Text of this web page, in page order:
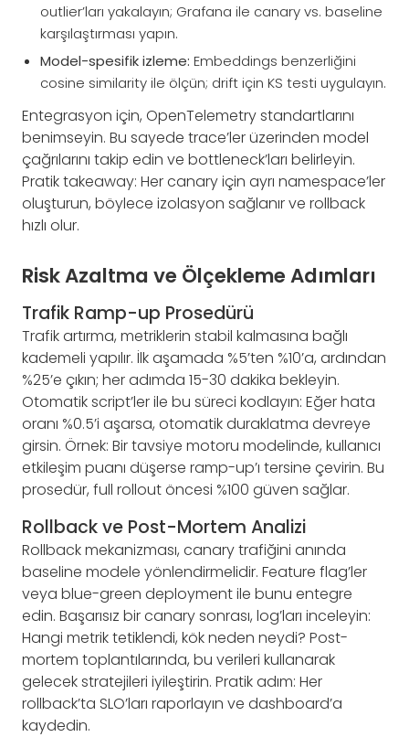
outlier’ları yakalayın; Grafana ile canary vs. baseline
karşılaştırması yapın.
Model-spesifik izleme: Embeddings benzerliğini
cosine similarity ile ölçün; drift için KS testi uygulayın.
Entegrasyon için, OpenTelemetry standartlarını
benimseyin. Bu sayede trace’ler üzerinden model
çağrılarını takip edin ve bottleneck’ları belirleyin.
Pratik takeaway: Her canary için ayrı namespace’ler
oluşturun, böylece izolasyon sağlanır ve rollback
hızlı olur.
Risk Azaltma ve Ölçekleme Adımları
Trafik Ramp-up Prosedürü
Trafik artırma, metriklerin stabil kalmasına bağlı
kademeli yapılır. İlk aşamada %5’ten %10’a, ardından
%25’e çıkın; her adımda 15-30 dakika bekleyin.
Otomatik script’ler ile bu süreci kodlayın: Eğer hata
oranı %0.5’i aşarsa, otomatik duraklatma devreye
girsin. Örnek: Bir tavsiye motoru modelinde, kullanıcı
etkileşim puanı düşerse ramp-up’ı tersine çevirin. Bu
prosedür, full rollout öncesi %100 güven sağlar.
Rollback ve Post-Mortem Analizi
Rollback mekanizması, canary trafiğini anında
baseline modele yönlendirmelidir. Feature flag’ler
veya blue-green deployment ile bunu entegre
edin. Başarısız bir canary sonrası, log’ları inceleyin:
Hangi metrik tetiklendi, kök neden neydi? Post-
mortem toplantılarında, bu verileri kullanarak
gelecek stratejileri iyileştirin. Pratik adım: Her
rollback’ta SLO’ları raporlayın ve dashboard’a
kaydedin.